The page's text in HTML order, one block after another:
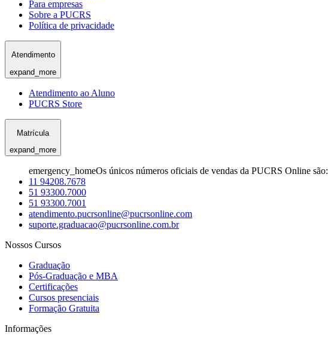
Para empresas
Sobre a PUCRS
Política de privacidade
Atendimento
expand_more
Atendimento ao Aluno
PUCRS Store
Matrícula
expand_more
emergency_homeOs únicos números oficiais de vendas da PUCRS Online são:
11 94208.7678
51 93300.7000
51 93300.7001
atendimento.pucrsonline@pucrsonline.com
suporte.graduacao@pucrsonline.com.br
Nossos Cursos
Graduação
Pós-Graduação e MBA
Certificações
Cursos presenciais
Formação Gratuita
Informações